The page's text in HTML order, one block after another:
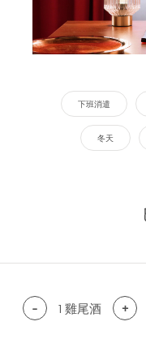
下班消遣
冬天
- 1 雞尾酒 +